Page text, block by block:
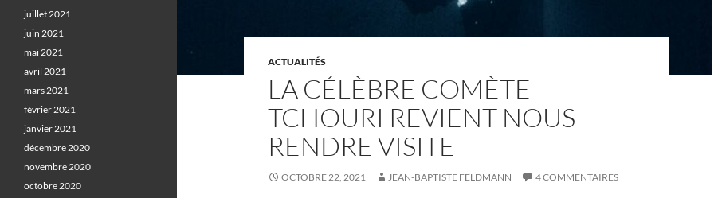
ACTUALITÉS
LA CÉLÈBRE COMÈTE
TCHOURI REVIENT NOUS
RENDRE VISITE
OCTOBRE 22, 2021 JEAN-BAPTISTE FELDMANN 4 COMMENTAIRES
juillet 2021
juin 2021
mai 2021
avril 2021
mars 2021
février 2021
janvier 2021
décembre 2020
novembre 2020
octobre 2020